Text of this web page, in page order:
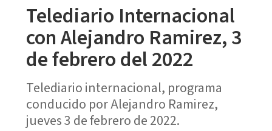
Telediario Internacional
con Alejandro Ramirez, 3
de febrero del 2022
Telediario internacional, programa
conducido por Alejandro Ramirez,
jueves 3 de febrero de 2022.